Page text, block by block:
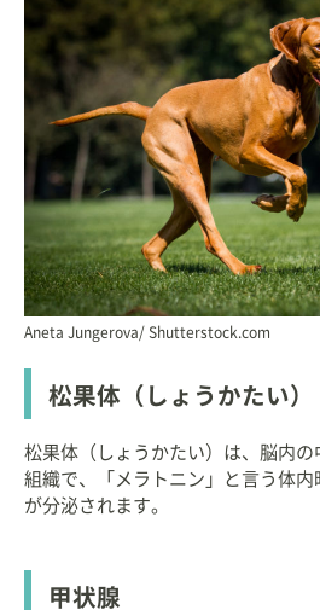
Aneta Jungerova/ Shutterstock.com
松果体（しょうかたい）
松果体（しょうかたい）は、脳内
組織で、「メラトニン」と言う体
が分泌されます。
甲状腺